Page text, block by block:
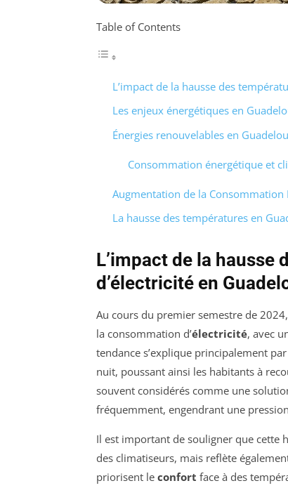
Table of Contents
L’impact de la hausse des
Les enjeux énergétiques en
Énergies renouvelables en
Consommation énergétique et
Augmentation de la Consommation
La hausse des températures en
L’impact de la
d’électricité en
Au cours du premier semestre de
la consommation d’électricité, avec
tendance s’explique principalement
nuit, poussant ainsi les habitants à
souvent considérés comme une
fréquemment, engendrant une
Il est important de souligner que cette
des climatiseurs, mais reflète
priorisent le confort face à des